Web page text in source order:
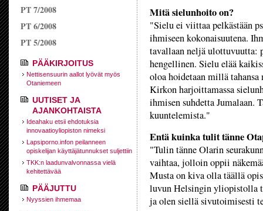
PT 7/2008
PT 6/2008
PT 5/2008
PÄÄKIRJOITUS
Nettisensuurin aallot lyövät myös
Otaniemeen
UUTISET JA
AJANKOHTAISTA
Ideahaku etsii ehdotuksia
innovaatioyliopiston nimeksi
Lapsiporno.infon peilanneen
opiskelijan käyttäjätunnukset suljettiin
TKK:n laadunvalvonnassa vielä
kehitettävää
PÄÄJUTTU
Nyyssien ihmemaa
Mitä sielunhoito on?
"Sielu ei viittaa pelkästään
ihmiseen kokonaisuutena.
tavallaan neljä ulottuvuutta:
hengellinen. Sielu elää
oloa hoidetaan millä
Kirkon harjoittamassa
ihmisen suhdetta Jumalaan.
kuuntelemista."
Entä kuinka tulit tänne
"Tulin tänne Olarin
vaihtaa, jolloin oppii
Musta on kiva olla täällä
luvun Helsingin yliopistolla
ja olen siellä sivutoimisesti